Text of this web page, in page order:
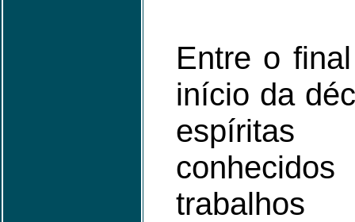
Entre o
início da